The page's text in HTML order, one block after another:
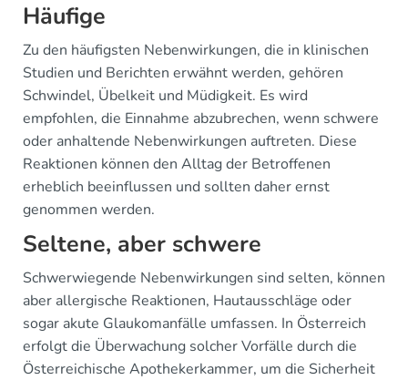
Häufige
Zu den häufigsten Nebenwirkungen, die in klinischen
Studien und Berichten erwähnt werden, gehören
Schwindel, Übelkeit und Müdigkeit. Es wird
empfohlen, die Einnahme abzubrechen, wenn schwere
oder anhaltende Nebenwirkungen auftreten. Diese
Reaktionen können den Alltag der Betroffenen
erheblich beeinflussen und sollten daher ernst
genommen werden.
Seltene, aber schwere
Schwerwiegende Nebenwirkungen sind selten, können
aber allergische Reaktionen, Hautausschläge oder
sogar akute Glaukomanfälle umfassen. In Österreich
erfolgt die Überwachung solcher Vorfälle durch die
Österreichische Apothekerkammer, um die Sicherheit